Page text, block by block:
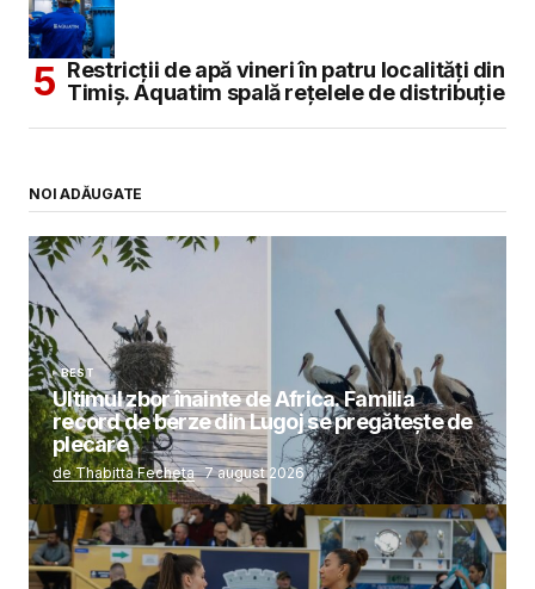
Restricții de apă vineri în patru localități din
Timiș. Aquatim spală rețelele de distribuție
NOI ADĂUGATE
BEST
Ultimul zbor înainte de Africa. Familia
record de berze din Lugoj se pregătește de
plecare
de Thabitta Fecheta 7 august 2026